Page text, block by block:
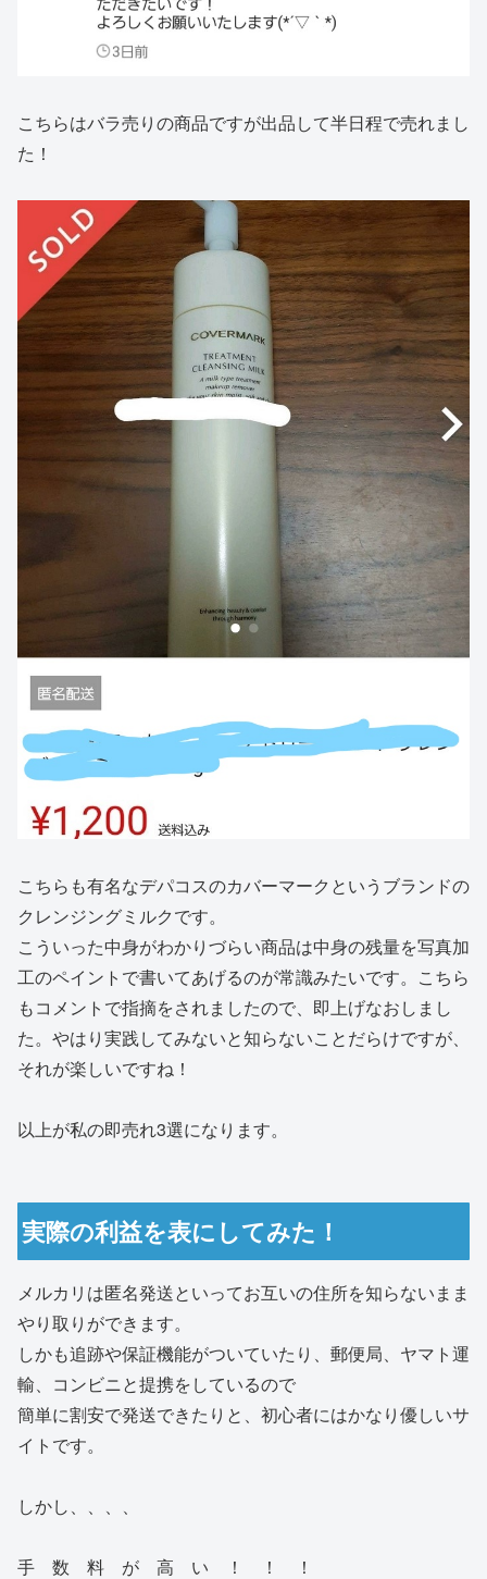
こちらはバラ売りの商品ですが出品して半日程で売れまし
た！
こちらも有名なデパコスのカバーマークというブランドの
クレンジングミルクです。
こういった中身がわかりづらい商品は中身の残量を写真加
工のペイントで書いてあげるのが常識みたいです。こちら
もコメントで指摘をされましたので、即上げなおしまし
た。やはり実践してみないと知らないことだらけですが、
それが楽しいですね！
以上が私の即売れ3選になります。
実際の利益を表にしてみた！
メルカリは匿名発送といってお互いの住所を知らないまま
やり取りができます。
しかも追跡や保証機能がついていたり、郵便局、ヤマト運
輸、コンビニと提携をしているので
簡単に割安で発送できたりと、初心者にはかなり優しいサ
イトです。
しかし、、、、
手 数 料 が 高 い ！ ！ ！